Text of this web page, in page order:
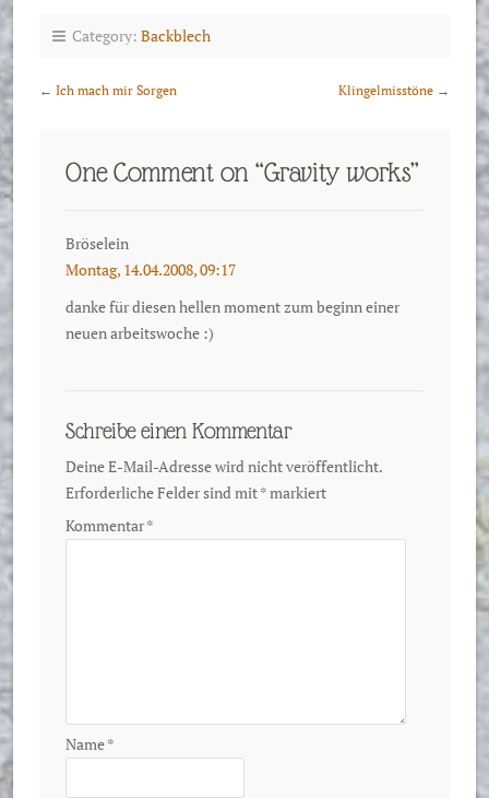
Category: Backblech
← Ich mach mir Sorgen Klingelmisstöne →
One Comment on “Gravity works”
Bröselein
Montag, 14.04.2008, 09:17
danke für diesen hellen moment zum beginn einer
neuen arbeitswoche :)
Schreibe einen Kommentar
Deine E-Mail-Adresse wird nicht veröffentlicht.
Erforderliche Felder sind mit*markiert
Kommentar*
Name*